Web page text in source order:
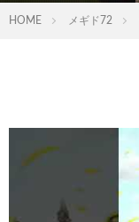
HOME メギド72